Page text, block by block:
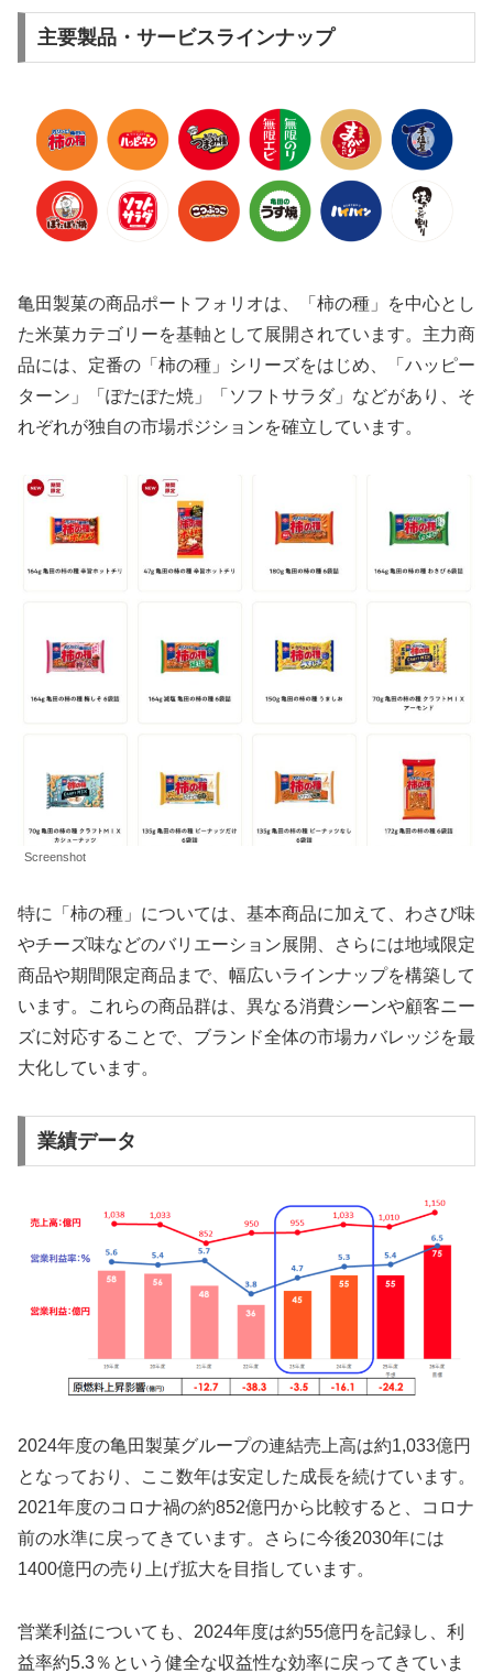
主要製品・サービスラインナップ
亀田製菓の商品ポートフォリオは、「柿の種」を中心とし
た米菓カテゴリーを基軸として展開されています。主力商
品には、定番の「柿の種」シリーズをはじめ、「ハッピー
ターン」「ぽたぽた焼」「ソフトサラダ」などがあり、そ
れぞれが独自の市場ポジションを確立しています。
Screenshot
特に「柿の種」については、基本商品に加えて、わさび味
やチーズ味などのバリエーション展開、さらには地域限定
商品や期間限定商品まで、幅広いラインナップを構築して
います。これらの商品群は、異なる消費シーンや顧客ニー
ズに対応することで、ブランド全体の市場カバレッジを最
大化しています。
業績データ
2024年度の亀田製菓グループの連結売上高は約1,033億円
となっており、ここ数年は安定した成長を続けています。
2021年度のコロナ禍の約852億円から比較すると、コロナ
前の水準に戻ってきています。さらに今後2030年には
1400億円の売り上げ拡大を目指しています。
営業利益についても、2024年度は約55億円を記録し、利
益率約5.3％という健全な収益性な効率に戻ってきていま